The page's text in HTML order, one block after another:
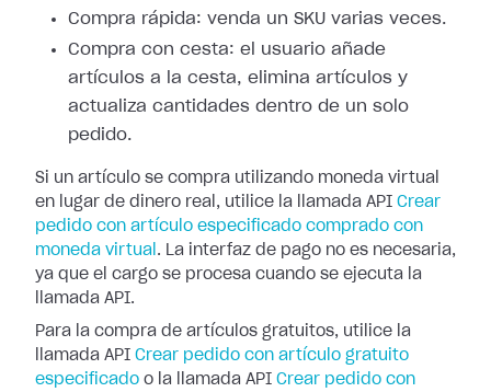
Compra rápida: venda un SKU varias veces.
Compra con cesta: el usuario añade
artículos a la cesta, elimina artículos y
actualiza cantidades dentro de un solo
pedido.
Si un artículo se compra utilizando moneda virtual
en lugar de dinero real, utilice la llamada API Crear
pedido con artículo especificado comprado con
moneda virtual . La interfaz de pago no es necesaria,
ya que el cargo se procesa cuando se ejecuta la
llamada API.
Para la compra de artículos gratuitos, utilice la
llamada API Crear pedido con artículo gratuito
especificado o la llamada API Crear pedido con